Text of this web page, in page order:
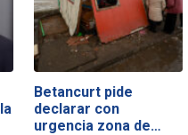
Betancurt pide
declarar con
urgencia zona de…